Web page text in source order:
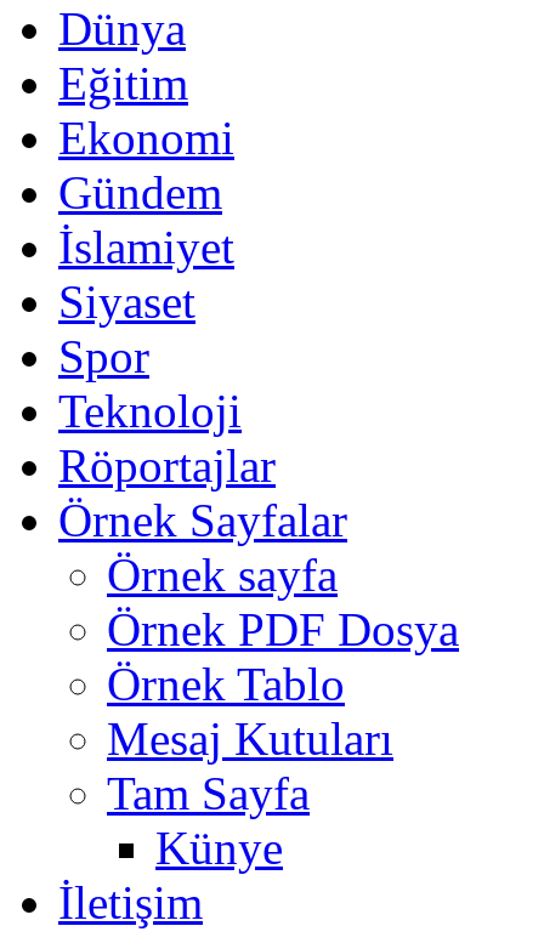
Dünya
Eğitim
Ekonomi
Gündem
İslamiyet
Siyaset
Spor
Teknoloji
Röportajlar
Örnek Sayfalar
Örnek sayfa
Örnek PDF Dosya
Örnek Tablo
Mesaj Kutuları
Tam Sayfa
Künye
İletişim